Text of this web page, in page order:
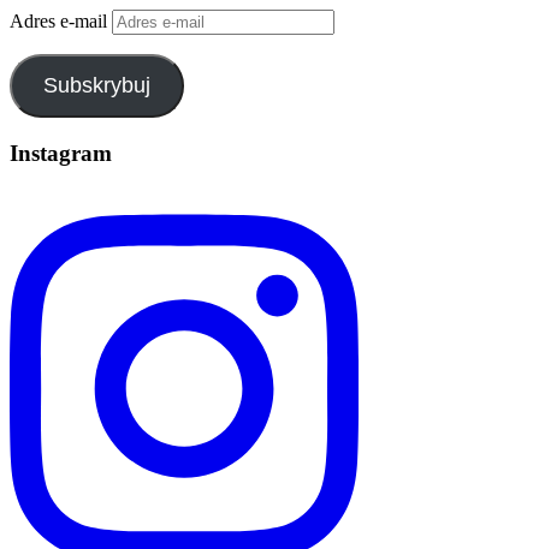
Adres e-mail
Subskrybuj
Instagram